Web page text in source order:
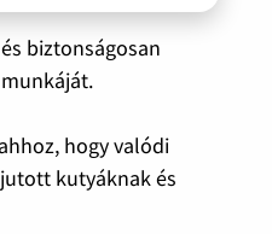
biztonságosan
hogy valódi
kutyáknak és